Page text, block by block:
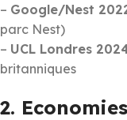
– Google/Nest
parc Nest)
– UCL Londres
britanniques
2.